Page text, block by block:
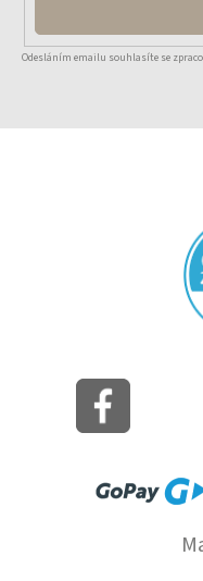
Odesláním emailu souhlasíte se